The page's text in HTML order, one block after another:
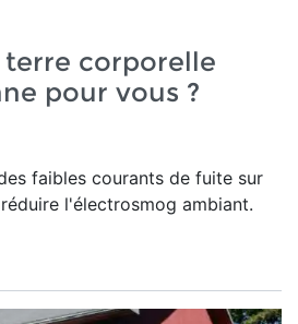
terre corporelle
pour vous ?
faibles courants de fuite sur
l'électrosmog ambiant.